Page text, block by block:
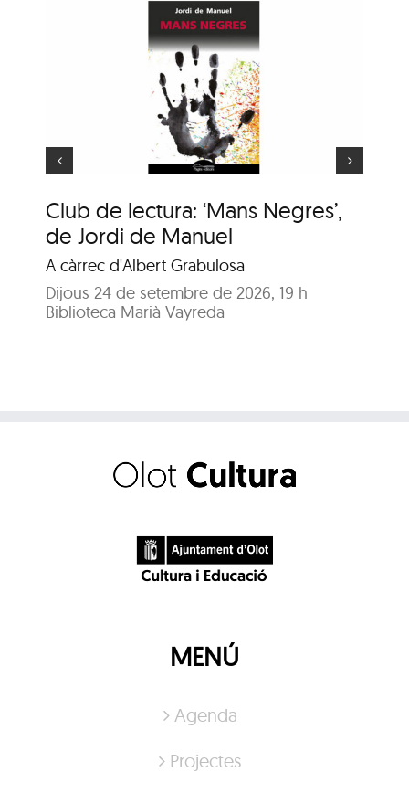
Club de lectura: ‘Mans Negres’,
de Jordi de Manuel
A càrrec d'Albert Grabulosa
Dijous 24 de setembre de 2026, 19 h
Biblioteca Marià Vayreda
Animaler
MENÚ
Agenda
Projectes